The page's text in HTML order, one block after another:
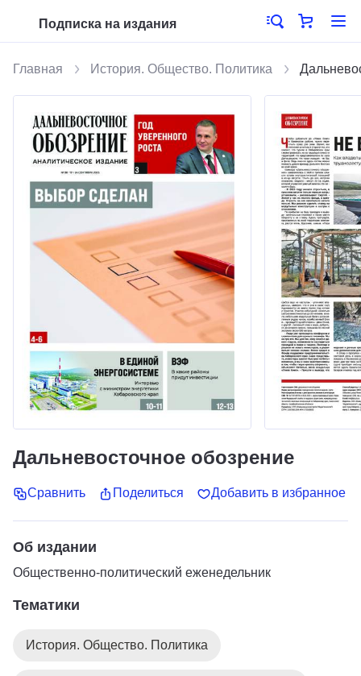
Подписка на издания
Главная История. Общество. Политика
Дальневосточное обозрение
Сравнить Поделиться Добавить в избранное
Об издании
Общественно-политический еженедельник
Тематики
История. Общество. Политика